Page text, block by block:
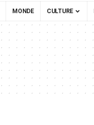
MONDE CULTURE